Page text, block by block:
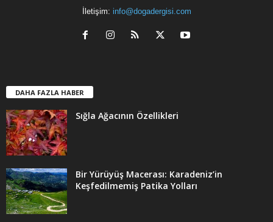
İletişim: info@dogadergisi.com
DAHA FAZLA HABER
Sığla Ağacının Özellikleri
Bir Yürüyüş Macerası: Karadeniz’in
Keşfedilmemiş Patika Yolları